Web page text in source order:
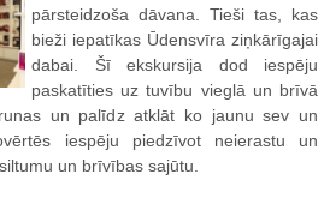
pārsteidzoša dāvana. Tieši tas, kas
bieži iepatīkas Ūdensvīra ziņkārīgajai
dabai. Šī ekskursija dod iespēju
paskatīties uz tuvību vieglā un brīvā
un palīdz atklāt ko jaunu sev un
iespēju piedzīvot neierastu un
un brīvības sajūtu.